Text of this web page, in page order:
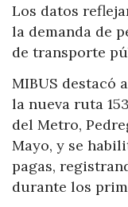
Los datos
la demanda de
de transporte
MIBUS destacó
la nueva ruta
del Metro,
Mayo, y se
pagas,
durante los